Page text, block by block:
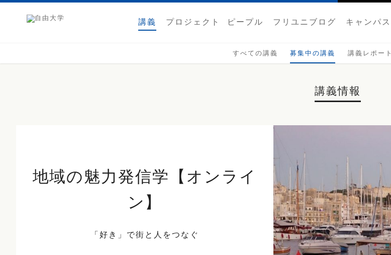
講義 プロジェクト ピープル フリユニブログ キャンパス
すべての講義 募集中の講義 講義レポート
講義情報
地域の魅力発信学【オンライ
ン】
「好き」で街と人をつなぐ